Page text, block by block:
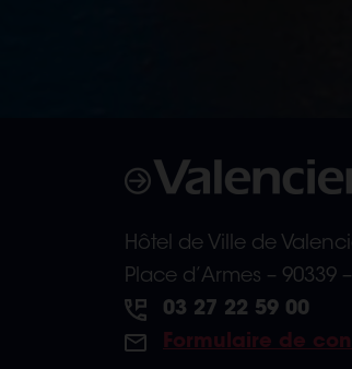
Hôtel de Ville de
Place d’Armes – 90339
03 27 22 59 00
Formulaire de